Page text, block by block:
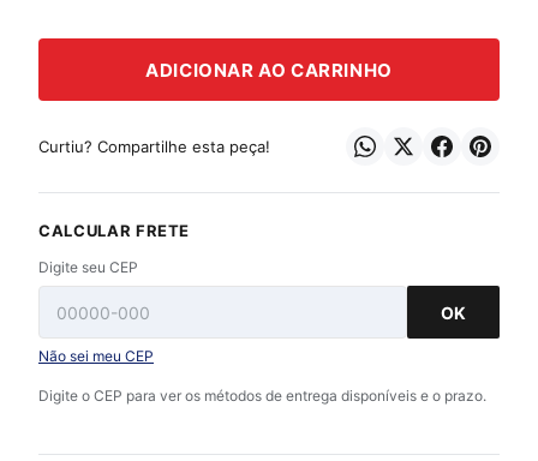
ADICIONAR AO CARRINHO
Curtiu? Compartilhe esta peça!
CALCULAR FRETE
Digite seu CEP
OK
Não sei meu CEP
Digite o CEP para ver os métodos de entrega disponíveis e o prazo.